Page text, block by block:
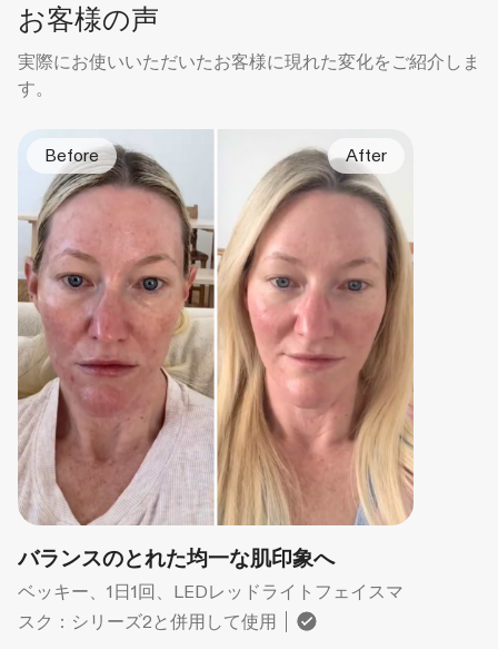
お客様の声
実際にお使いいただいたお客様に現れた変化をご紹介しま
す。
Before After
バランスのとれた均一な肌印象へ
ベッキー、1日1回、LEDレッドライトフェイスマ
スク：シリーズ2と併用して使用